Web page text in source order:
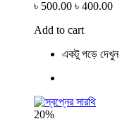
৳ 500.00 ৳ 400.00
Add to cart
একটু পড়ে দেখুন
20%